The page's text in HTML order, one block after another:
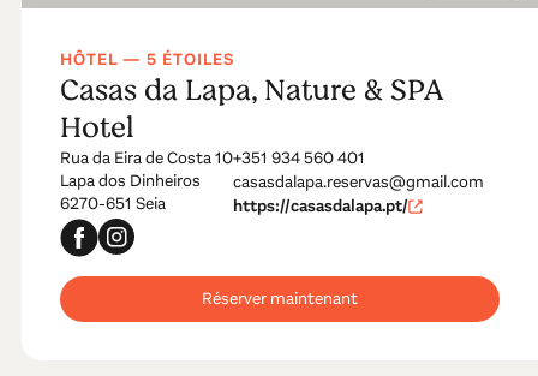
HÔTEL — 5 ÉTOILES
Casas da Lapa, Nature & SPA
Hotel
Rua da Eira de Costa 10
Lapa dos Dinheiros
6270-651 Seia
+351 934 560 401
casasdalapa.reservas@gmail.com
https://casasdalapa.pt/
Réserver maintenant